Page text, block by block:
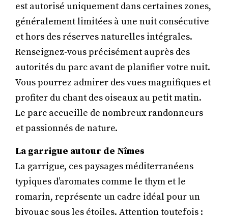
est autorisé uniquement dans certaines zones,
généralement limitées à une nuit consécutive
et hors des réserves naturelles intégrales.
Renseignez-vous précisément auprès des
autorités du parc avant de planifier votre nuit.
Vous pourrez admirer des vues magnifiques et
profiter du chant des oiseaux au petit matin.
Le parc accueille de nombreux randonneurs
et passionnés de nature.
La garrigue autour de Nîmes
La garrigue, ces paysages méditerranéens
typiques d’aromates comme le thym et le
romarin, représente un cadre idéal pour un
bivouac sous les étoiles. Attention toutefois :